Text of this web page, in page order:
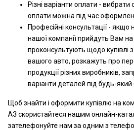
Різні варіанти оплати -
оплати можна під час
Професійні консультації -
нашої компанії прийдуть Вам
проконсультують щодо купівлі
вашого авто, розкажуть про
продукції різних виробників,
варіанти деталей під будь-
Щоб знайти і оформити купівлю на
A3 скористайтеся нашим онлайн-
зателефонуйте нам за одним з